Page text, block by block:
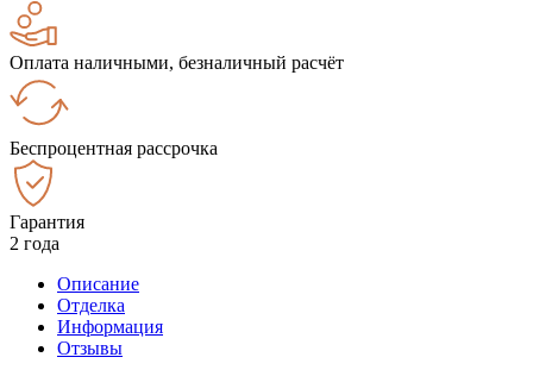
Оплата наличными, безналичный расчёт
Беспроцентная рассрочка
Гарантия
2 года
Описание
Отделка
Информация
Отзывы